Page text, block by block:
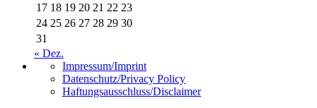
17 18 19 20 21 22 23
24 25 26 27 28 29 30
31
« Dez.
Impressum/Imprint
Datenschutz/Privacy Policy
Haftungsausschluss/Disclaimer